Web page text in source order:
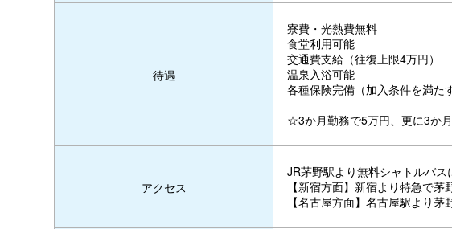
待遇
寮費・光熱費無料
食堂利用可能
交通費支給（往復上限4万円）
温泉入浴可能
各種保険完備（加入条件を満た
☆3か月勤務で5万円、更に3か
アクセス
JR茅野駅より無料シャトルバス
【新宿方面】新宿より特急で茅
【名古屋方面】名古屋駅より